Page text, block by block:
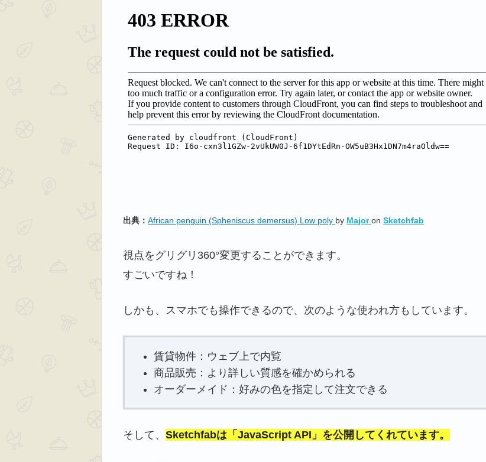
出典：African penguin (Spheniscus demersus) Low poly by MajoronSketchfab
視点をグリグリ360°変更することができます。
すごいですね！
しかも、スマホでも操作できるので、次のような使われ方もしています。
賃貸物件：ウェブ上で内覧
商品販売：より詳しい質感を確かめられる
オーダーメイド：好みの色を指定して注文できる
そして、Sketchfabは「JavaScript API」を公開してくれています。